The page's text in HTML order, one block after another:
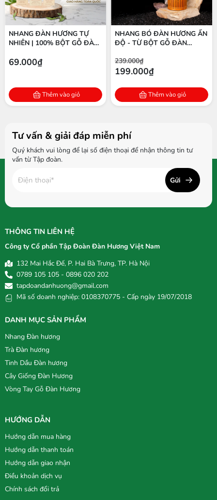
NHANG ĐÀN HƯƠNG TỰ
NHIÊN | 100% BỘT GỖ ĐÀN
HỢP THIỀN & THỜ CÚNG
69.000₫
Thêm vào giỏ
NHANG BÓ ĐÀN HƯƠNG ẤN
ĐỘ - TỪ BỘT GỖ ĐÀN
239.000₫
199.000₫
Thêm vào giỏ
Tư vấn & giải đáp miễn phí
Quý khách vui lòng để lại số điện thoại để nhận thông tin tư
vấn từ Tập đoàn.
Gửi
THÔNG TIN LIÊN HỆ
Công ty Cổ phần Tập Đoàn Đàn Hương Việt Nam
132 Mai Hắc Đế, P. Hai Bà Trưng, TP. Hà Nội
0789 105 105 - 0896 020 202
tapdoandanhuong@gmail.com
Mã số doanh nghiệp: 0108370775 - Cấp ngày 19/07/2018
DANH MỤC SẢN PHẨM
Nhang Đàn hương
Trà Đàn hương
Tinh Dầu Đàn hương
Cây Giống Đàn Hương
Vòng Tay Gỗ Đàn Hương
HƯỚNG DẪN
Hướng dẫn mua hàng
Hướng dẫn thanh toán
Hướng dẫn giao nhận
Điều khoản dịch vụ
Chính sách đổi trả